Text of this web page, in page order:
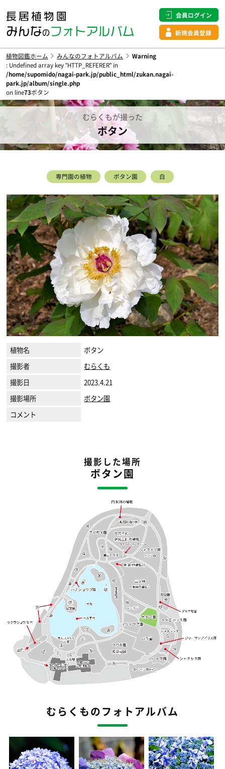
会員ログイン
新規会員登録
植物図鑑ホーム みんなのフォトアルバム
Warning
: Undefined array key "HTTP_REFERER" in
/home/supomido/nagai-park.jp/public_html/zukan.nagai-
park.jp/album/single.php
on line73ボタン
むらくもが撮った
ボタン
専門園の植物 ボタン園 白
植物名
ボタン
撮影者
むらくも
撮影日
2023.4.21
撮影場所
ボタン園
コメント
撮影した場所
ボタン園
むらくものフォトアルバム